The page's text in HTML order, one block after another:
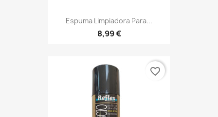
Espuma Limpiadora Para...
8,99 €
favorite_border